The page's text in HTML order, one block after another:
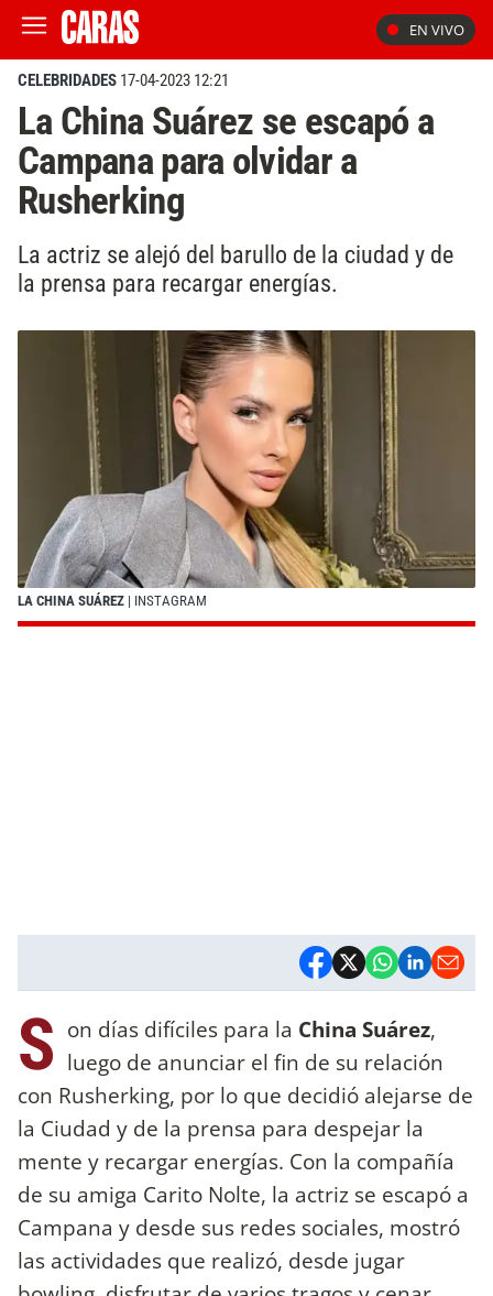
EN VIVO
CELEBRIDADES 17-04-2023 12:21
La China Suárez se escapó a
Campana para olvidar a
Rusherking
La actriz se alejó del barullo de la ciudad y de
la prensa para recargar energías.
LA CHINA SUÁREZ | INSTAGRAM
S on días difíciles para la China Suárez,
luego de anunciar el fin de su relación
con Rusherking, por lo que decidió alejarse de
la Ciudad y de la prensa para despejar la
mente y recargar energías. Con la compañía
de su amiga Carito Nolte, la actriz se escapó a
Campana y desde sus redes sociales, mostró
las actividades que realizó, desde jugar